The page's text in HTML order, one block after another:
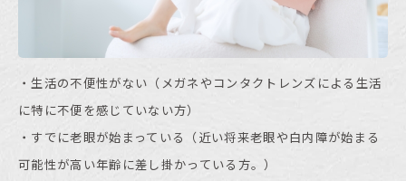
・生活の不便性がない（メガネやコンタクトレンズによる生活
に特に不便を感じていない方）
・すでに老眼が始まっている（近い将来老眼や白内障が始まる
可能性が高い年齢に差し掛かっている方。）